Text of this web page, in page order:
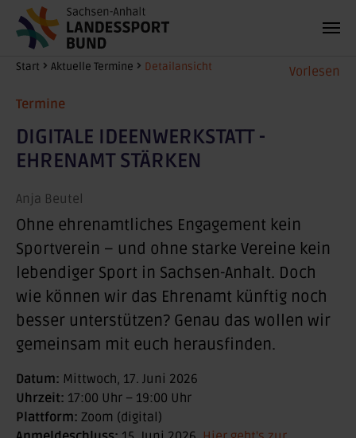
Zum Hauptinhalt springen Vorlesen
Sie sind hier:
Start Aktuelle Termine Detailansicht
Termine
DIGITALE IDEENWERKSTATT -
EHRENAMT STÄRKEN
Anja Beutel
Ohne ehrenamtliches Engagement kein
Sportverein – und ohne starke Vereine kein
lebendiger Sport in Sachsen-Anhalt. Doch
wie können wir das Ehrenamt künftig noch
besser unterstützen? Genau das wollen wir
gemeinsam mit euch herausfinden.
Datum: Mittwoch, 17. Juni 2026
Uhrzeit: 17:00 Uhr – 19:00 Uhr
Plattform: Zoom (digital)